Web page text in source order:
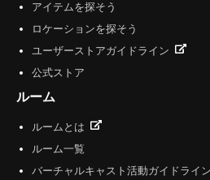
アイテムを探そう
ロケーションを探そう
ユーザーストアガイドライン
公式ストア
ルーム
ルームとは
ルーム一覧
バーチャルキャスト活動ガイドライン